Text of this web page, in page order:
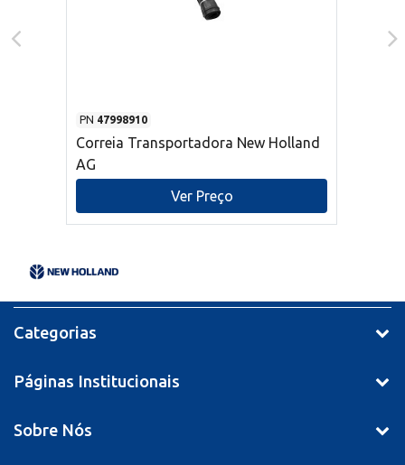
PN 47998910
Correia Transportadora New Holland
AG
Ver Preço
Categorias
Páginas Institucionais
Sobre Nós